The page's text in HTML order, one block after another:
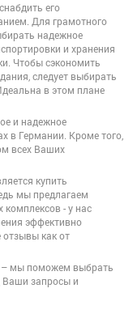
его
Для грамотного
надежное
и хранения
Чтобы сэкономить
следует выбирать
в этом плане
и надежное
в Германии. Кроме того,
всех Ваших
купить
мы предлагаем
- у нас
эффективно
как от
– мы поможем выбрать
Ваши запросы и